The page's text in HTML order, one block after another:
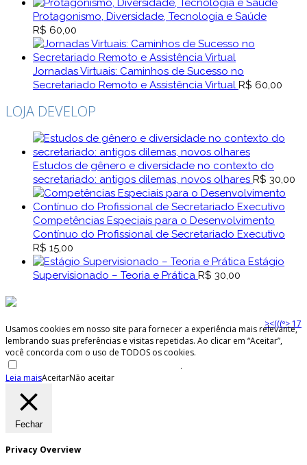
preço:
através
R$ 120,00
Protagonismo, Diversidade, Tecnologia e Saúde
R$ 60,00
Jornadas Virtuais: Caminhos de Sucesso no
Secretariado Remoto e Assistência Virtual R$ 60,00
LOJA DEVELOP
Estudos de gênero e diversidade no contexto do
secretariado: antigos dilemas, novos olhares R$ 30,00
Competências Especiais para o Desenvolvimento
Contínuo do Profissional de Secretariado Executivo
R$ 15,00
Estágio
Supervisionado – Teoria e Prática R$ 30,00
><(((º> 17
Usamos cookies em nosso site para fornecer a experiência mais relevante,
lembrando suas preferências e visitas repetidas. Ao clicar em “Aceitar”,
você concorda com o uso de TODOS os cookies.
.
Leia maisAceitarNão aceitar
Fechar
Privacy Overview